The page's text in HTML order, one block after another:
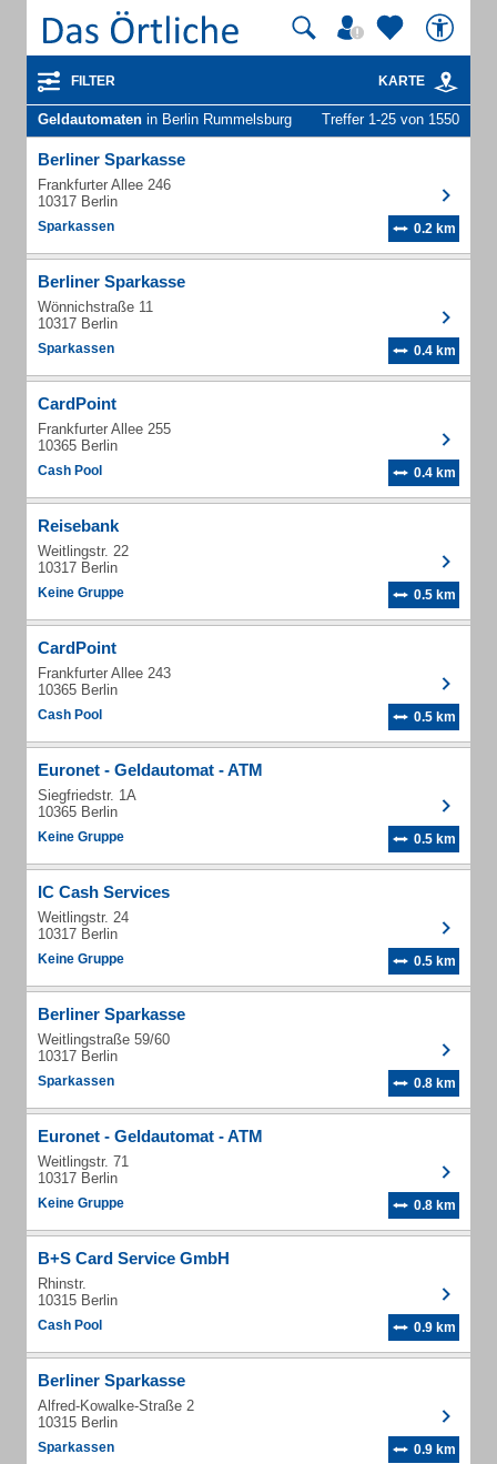
FILTER KARTE
Geldautomaten in Berlin Rummelsburg Treffer 1-25 von 1550
Berliner Sparkasse
Frankfurter Allee 246
10317 Berlin
Sparkassen 0.2 km
Berliner Sparkasse
Wönnichstraße 11
10317 Berlin
Sparkassen 0.4 km
CardPoint
Frankfurter Allee 255
10365 Berlin
Cash Pool 0.4 km
Reisebank
Weitlingstr. 22
10317 Berlin
Keine Gruppe 0.5 km
CardPoint
Frankfurter Allee 243
10365 Berlin
Cash Pool 0.5 km
Euronet - Geldautomat - ATM
Siegfriedstr. 1A
10365 Berlin
Keine Gruppe 0.5 km
IC Cash Services
Weitlingstr. 24
10317 Berlin
Keine Gruppe 0.5 km
Berliner Sparkasse
Weitlingstraße 59/60
10317 Berlin
Sparkassen 0.8 km
Euronet - Geldautomat - ATM
Weitlingstr. 71
10317 Berlin
Keine Gruppe 0.8 km
B+S Card Service GmbH
Rhinstr.
10315 Berlin
Cash Pool 0.9 km
Berliner Sparkasse
Alfred-Kowalke-Straße 2
10315 Berlin
Sparkassen 0.9 km